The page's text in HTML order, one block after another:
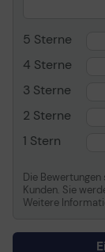
Allgemein
Gerätetyp
Lokalisierung
Enthaltene
5 Sterne
4 Sterne
3 Sterne
2 Sterne
1 Stern
Die
Kunden. Sie
Weitere